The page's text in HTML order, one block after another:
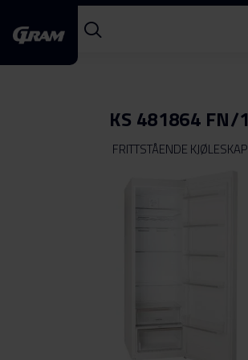
KS 481864 FN/1
FRITTSTÅENDE KJØLESKAP